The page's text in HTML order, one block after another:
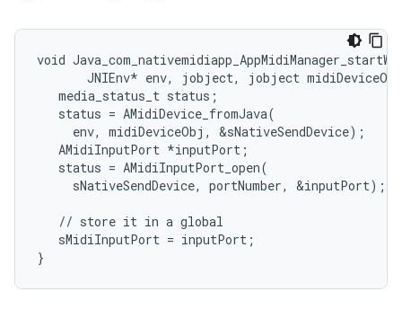
void
JNIEnv* env, jobject, jobject
   media_status_t status;
   status = AMidiDevice_fromJava(
     env, midiDeviceObj, &sNativeSendDevice);
   AMidiInputPort *inputPort;
   status = AMidiInputPort_open(
     sNativeSendDevice, portNumber, &inputPort);
   // store it in a global
   sMidiInputPort = inputPort;